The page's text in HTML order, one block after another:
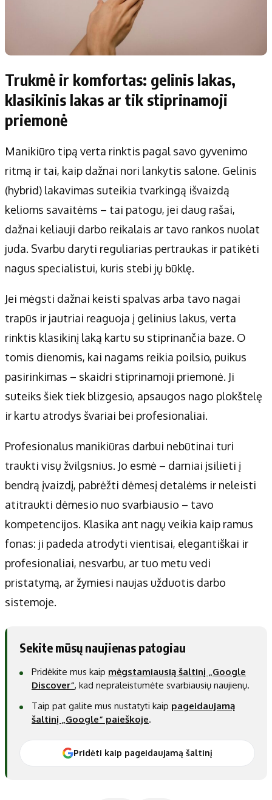
Trukmė ir komfortas: gelinis lakas,
klasikinis lakas ar tik stiprinamoji
priemonė
Manikiūro tipą verta rinktis pagal savo gyvenimo
ritmą ir tai, kaip dažnai nori lankytis salone. Gelinis
(hybrid) lakavimas suteikia tvarkingą išvaizdą
kelioms savaitėms – tai patogu, jei daug rašai,
dažnai keliauji darbo reikalais ar tavo rankos nuolat
juda. Svarbu daryti reguliarias pertraukas ir patikėti
nagus specialistui, kuris stebi jų būklę.
Jei mėgsti dažnai keisti spalvas arba tavo nagai
trapūs ir jautriai reaguoja į gelinius lakus, verta
rinktis klasikinį laką kartu su stiprinančia baze. O
tomis dienomis, kai nagams reikia poilsio, puikus
pasirinkimas – skaidri stiprinamoji priemonė. Ji
suteiks šiek tiek blizgesio, apsaugos nago plokštelę
ir kartu atrodys švariai bei profesionaliai.
Profesionalus manikiūras darbui nebūtinai turi
traukti visų žvilgsnius. Jo esmė – darniai įsilieti į
bendrą įvaizdį, pabrėžti dėmesį detalėms ir neleisti
atitraukti dėmesio nuo svarbiausio – tavo
kompetencijos. Klasika ant nagų veikia kaip ramus
fonas: ji padeda atrodyti vientisai, elegantiškai ir
profesionaliai, nesvarbu, ar tuo metu vedi
pristatymą, ar žymiesi naujas užduotis darbo
sistemoje.
Sekite mūsų naujienas patogiau
Pridėkite mus kaip mėgstamiausią šaltinį „Google
Discover“, kad nepraleistumėte svarbiausių naujienų.
Taip pat galite mus nustatyti kaip pageidaujamą
šaltinį „Google“ paieškoje.
Pridėti kaip pageidaujamą šaltinį